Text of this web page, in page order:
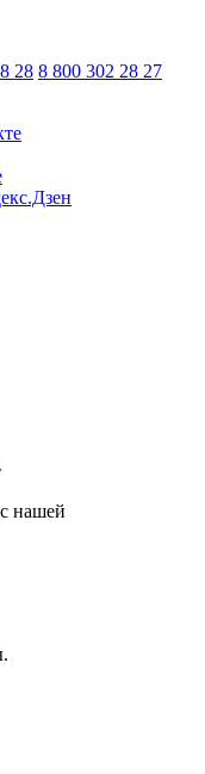
28 8 800 302 28 27
нашей